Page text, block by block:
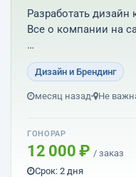
Разработать дизайн
Все о компании на
Весь материал для
Результат работы:
Т...
Дизайн и Брендинг
месяц назад Не
ГОНОРАР
12 000 ₽ / заказ
Срок: 2 дня